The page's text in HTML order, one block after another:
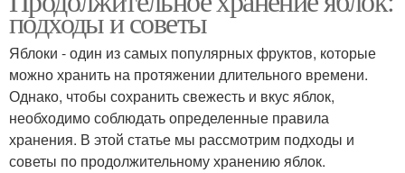
подходы и советы
Яблоки - один из самых популярных фруктов, которые
можно хранить на протяжении длительного времени.
Однако, чтобы сохранить свежесть и вкус яблок,
необходимо соблюдать определенные правила
хранения. В этой статье мы рассмотрим подходы и
советы по продолжительному хранению яблок.